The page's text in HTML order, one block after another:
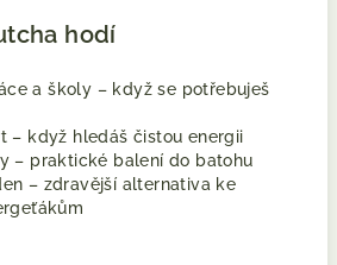
hodí
a školy – když se potřebuješ
– když hledáš čistou energii
– praktické balení do batohu
– zdravější alternativa ke